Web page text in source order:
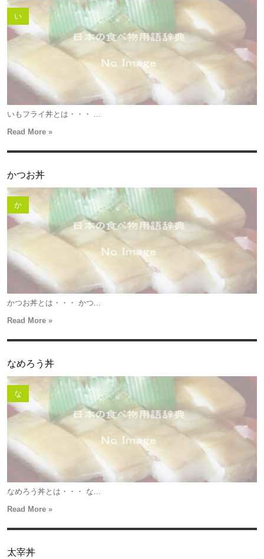
い
いもフライ丼とは・・・ ...
Read More »
かつお丼
か
かつお丼とは・・・ かつ...
Read More »
なめろう丼
な
なめろう丼とは・・・ な...
Read More »
太宰丼